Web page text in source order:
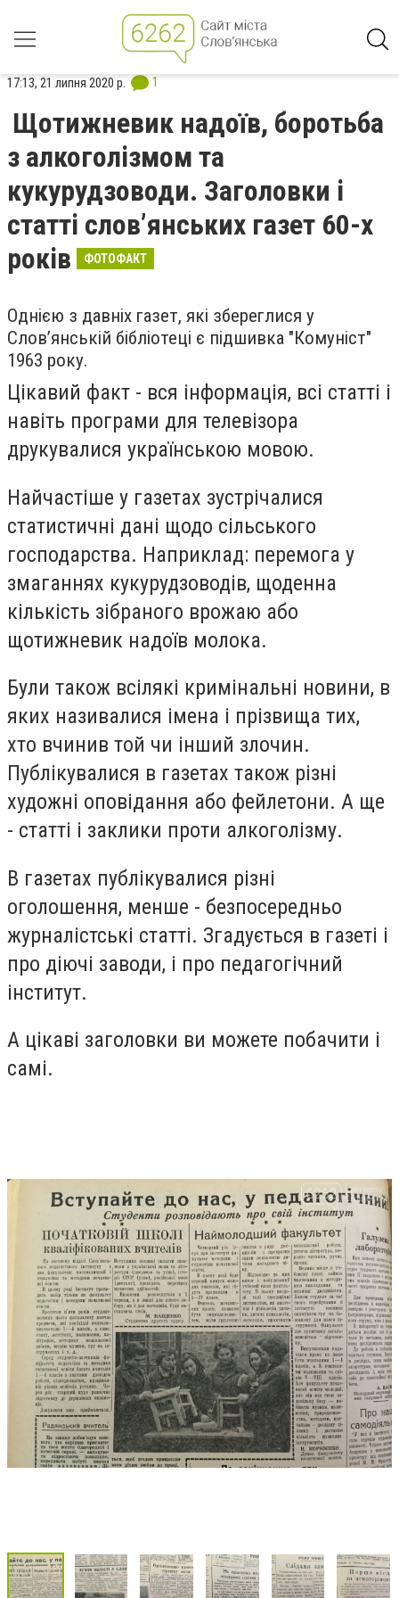
17:13, 21 липня 2020 р. 1
Щотижневик надоїв, боротьба
з алкоголізмом та
кукурудзоводи. Заголовки і
статті слов’янських газет 60-х
років
ФОТОФАКТ
Однією з давніх газет, які збереглися у
Слов’янській бібліотеці є підшивка "Комуніст"
1963 року.
Цікавий факт - вся інформація, всі статті і
навіть програми для телевізора
друкувалися українською мовою.
Найчастіше у газетах зустрічалися
статистичні дані щодо сільського
господарства. Наприклад: перемога у
змаганнях кукурудзоводів, щоденна
кількість зібраного врожаю або
щотижневик надоїв молока.
Були також всілякі кримінальні новини, в
яких називалися імена і прізвища тих,
хто вчинив той чи інший злочин.
Публікувалися в газетах також різні
художні оповідання або фейлетони. А ще
- статті і заклики проти алкоголізму.
В газетах публікувалися різні
оголошення, менше - безпосередньо
журналістські статті. Згадується в газеті і
про діючі заводи, і про педагогічний
інститут.
А цікаві заголовки ви можете побачити і
самі.